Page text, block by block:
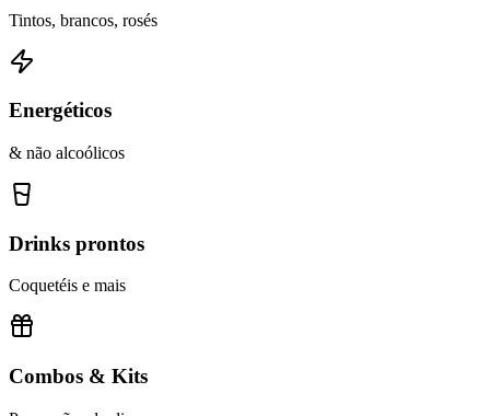
Tintos, brancos, rosés
Energéticos
& não alcoólicos
Drinks prontos
Coquetéis e mais
Combos & Kits